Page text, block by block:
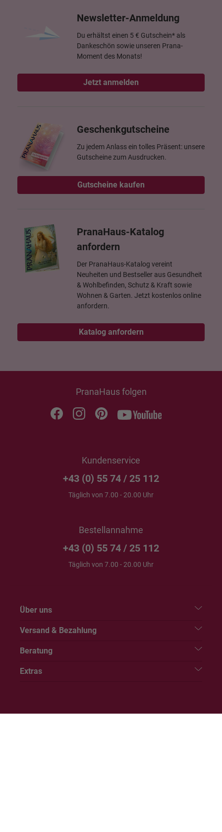
Newsletter-Anmeldung
Du erhältst einen 5 € Gutschein* als
Dankeschön sowie unseren Prana-
Moment des Monats!
Jetzt anmelden
Geschenkgutscheine
Zu jedem Anlass ein tolles Präsent: unsere
Gutscheine zum Ausdrucken.
Gutscheine kaufen
PranaHaus-Katalog
anfordern
Der PranaHaus-Katalog vereint
Neuheiten und Bestseller aus Gesundheit
& Wohlbefinden, Schutz & Kraft sowie
Wohnen & Garten. Jetzt kostenlos online
anfordern.
Katalog anfordern
PranaHaus folgen
Kundenservice
+43 (0) 55 74 / 25 112
Täglich von 7.00 - 20.00 Uhr
Bestellannahme
+43 (0) 55 74 / 25 112
Täglich von 7.00 - 20.00 Uhr
Über uns
Versand & Bezahlung
Beratung
Extras